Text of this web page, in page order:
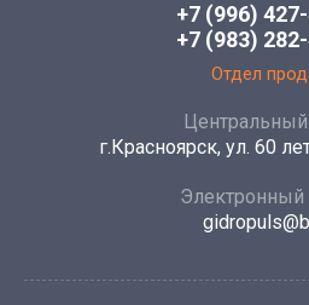
+7 (996)
+7 (983)
Отдел
г.Красноярск, ул. 60
Электронный